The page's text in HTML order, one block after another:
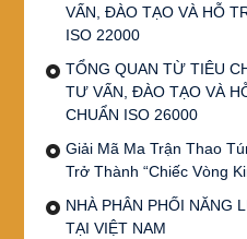
VẤN, ĐÀO TẠO VÀ HỖ
ISO 22000
TỔNG QUAN TỪ TIÊU
TƯ VẤN, ĐÀO TẠO VÀ
CHUẨN ISO 26000
Giải Mã Ma Trận Thao
Trở Thành “Chiếc Vòng
NHÀ PHÂN PHỐI NĂNG
TẠI VIỆT NAM